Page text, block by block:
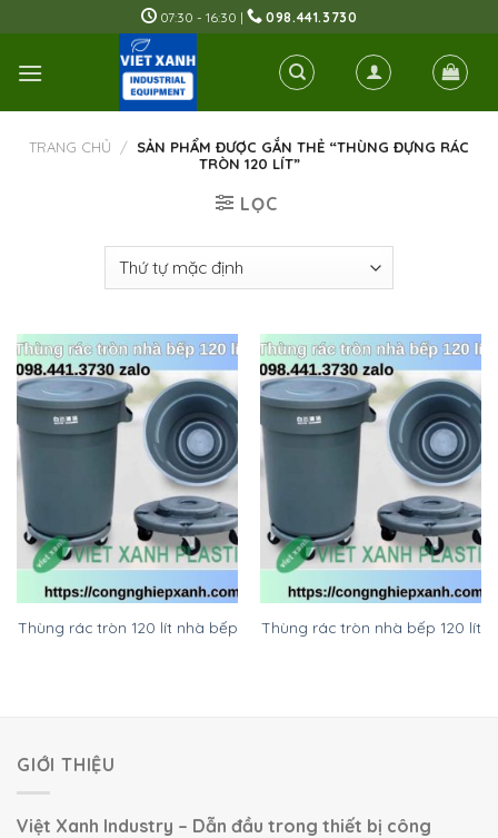
to
content
07:30 - 16:30 | 098.441.3730
TRANG CHỦ / SẢN PHẨM ĐƯỢC GẮN THẺ “THÙNG ĐỰNG RÁC
TRÒN 120 LÍT”
LỌC
Thùng rác tròn 120 lít nhà bếp Thùng rác tròn nhà bếp 120 lít
GIỚI THIỆU
Việt Xanh Industry – Dẫn đầu trong thiết bị công